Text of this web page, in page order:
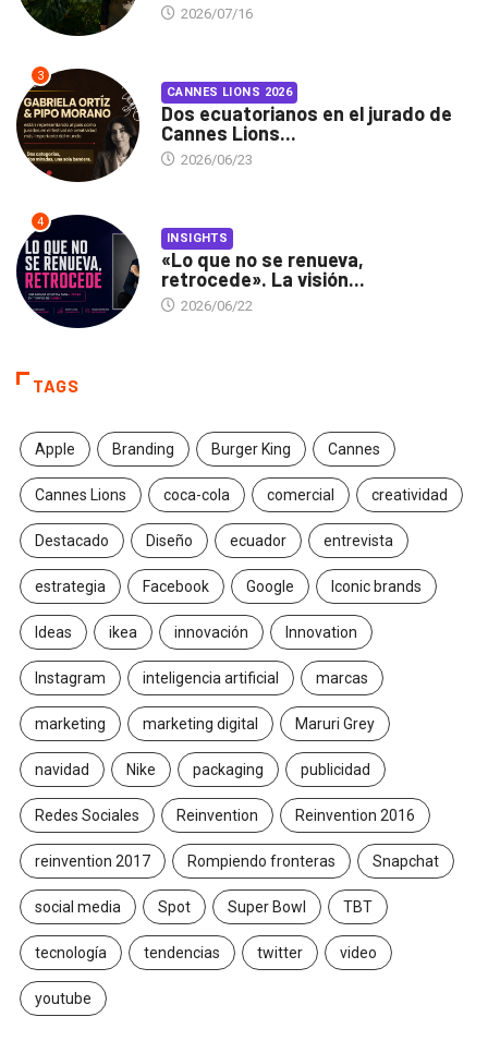
2026/07/16
3
CANNES LIONS 2026
Dos ecuatorianos en el jurado de
Cannes Lions...
2026/06/23
4
INSIGHTS
«Lo que no se renueva,
retrocede». La visión...
2026/06/22
TAGS
Apple Branding Burger King Cannes
Cannes Lions coca-cola comercial creatividad
Destacado Diseño ecuador entrevista
estrategia Facebook Google Iconic brands
Ideas ikea innovación Innovation
Instagram inteligencia artificial marcas
marketing marketing digital Maruri Grey
navidad Nike packaging publicidad
Redes Sociales Reinvention Reinvention 2016
reinvention 2017 Rompiendo fronteras Snapchat
social media Spot Super Bowl TBT
tecnología tendencias twitter video
youtube